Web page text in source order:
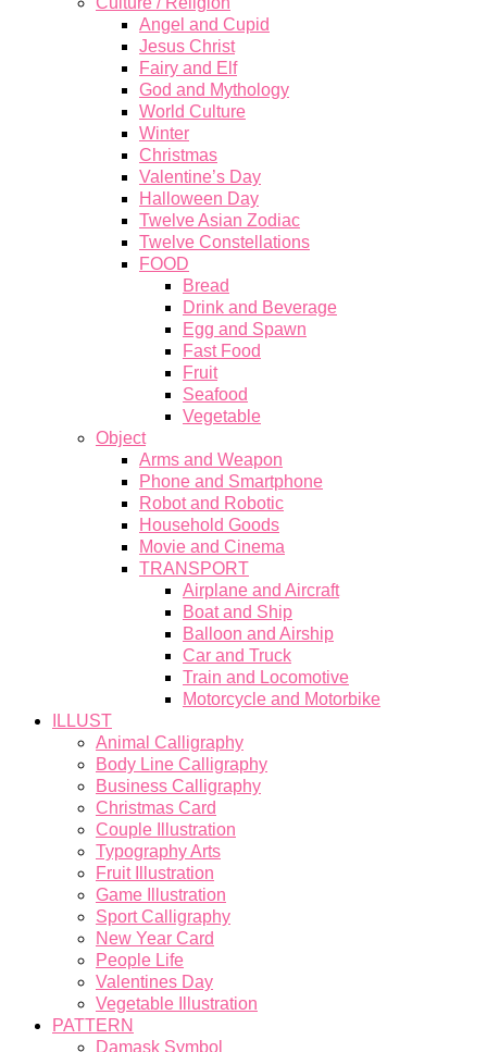
Angel and Cupid
Jesus Christ
Fairy and Elf
God and Mythology
World Culture
Winter
Christmas
Valentine’s Day
Halloween Day
Twelve Asian Zodiac
Twelve Constellations
FOOD
Bread
Drink and Beverage
Egg and Spawn
Fast Food
Fruit
Seafood
Vegetable
Object
Arms and Weapon
Phone and Smartphone
Robot and Robotic
Household Goods
Movie and Cinema
TRANSPORT
Airplane and Aircraft
Boat and Ship
Balloon and Airship
Car and Truck
Train and Locomotive
Motorcycle and Motorbike
ILLUST
Animal Calligraphy
Body Line Calligraphy
Business Calligraphy
Christmas Card
Couple Illustration
Typography Arts
Fruit Illustration
Game Illustration
Sport Calligraphy
New Year Card
People Life
Valentines Day
Vegetable Illustration
PATTERN
Damask Symbol